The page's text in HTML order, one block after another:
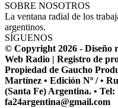
SOBRE NOSOTROS
La ventana radial de los
argentinos.
SÍGUENOS
© Copyright 2026 - Diseño
Web Radio | Registro de
Propiedad de Gaucho
Martínez • Edición Nº / •
(Santa Fe) Argentina. • Tel:
fa24argentina@gmail.com